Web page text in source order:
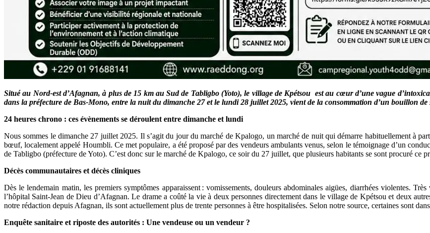
Situé au Nord-est d’Afagnan, à plus de 15 km au Sud de Tabligbo (Yoto), le village de Kpétsou est au cœur d’une vague
dans la préfecture de Bas-Mono, entre la nuit du dimanche 27 et le lundi 28 juillet 2025, vient de la consommation d’un bouillon
24 heures chrono : ces évènements se déroulent entre dimanche et lundi
Nous sommes le dimanche 27 juillet 2025. Il s’agit du jour du marché de Kpalogo, un marché de nuit qui démarre habituellement à
bœuf, localement appelé Houmbli. Ce met populaire, a été proposé par des vendeurs ambulants venus, selon le témoignage d’un
de Tabligbo (préfecture de Yoto). C’est donc sur le marché de Kpalogo, ce soir du 27 juillet, que plusieurs habitants se sont procuré ce
Décès communautaires et décès cliniques
Dès le lendemain matin, les premiers symptômes apparaissent : vomissements, douleurs abdominales aigües, diarrhées violentes.
l’hôpital Saint-Jean de Dieu d’Afagnan. Le drame a coûté la vie à deux personnes directement dans le village de Kpétsou et deux
notre rédaction depuis Afagnan, ils sont actuellement plus de trente personnes à être hospitalisées. Selon notre source, certaines sont
Enquête sanitaire et riposte des autorités : Une vendeuse ou un vendeur ?